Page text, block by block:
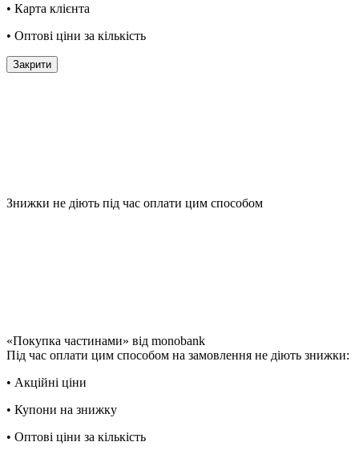
• Карта клієнта
• Оптові ціни за кількість
Закрити
Знижки не діють під час оплати цим способом
«Покупка частинами» від monobank
Під час оплати цим способом на замовлення не діють знижки:
• Акційні ціни
• Купони на знижку
• Оптові ціни за кількість